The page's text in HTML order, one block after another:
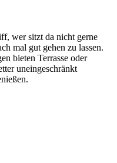
wer sitzt da nicht gerne
mal gut gehen zu lassen.
bieten Terrasse oder
uneingeschränkt